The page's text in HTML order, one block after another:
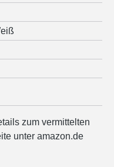
zum vermittelten
unter amazon.de